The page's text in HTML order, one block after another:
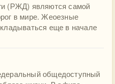
(РЖД) являются самой
в мире. Жеоезные
еще в начале
общедоступный